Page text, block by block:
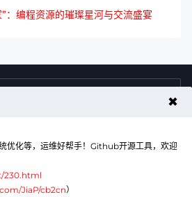
：编程资源的璀璨星河与交流盛宴
热线 ✖
优化等，运维好帮手！Github开源工具，欢迎
230.html
JiaP/cb2cn）